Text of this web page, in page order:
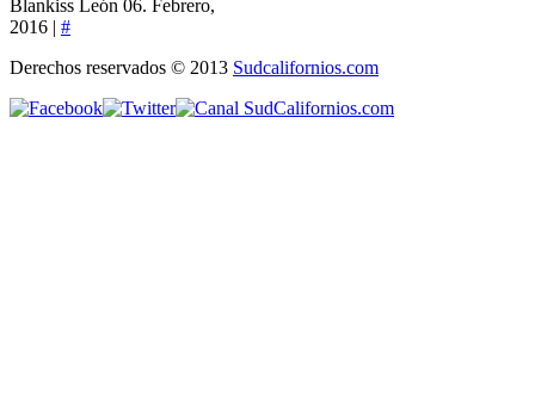
Blankiss León 06. Febrero,
2016 | #
Derechos reservados © 2013 Sudcalifornios.com